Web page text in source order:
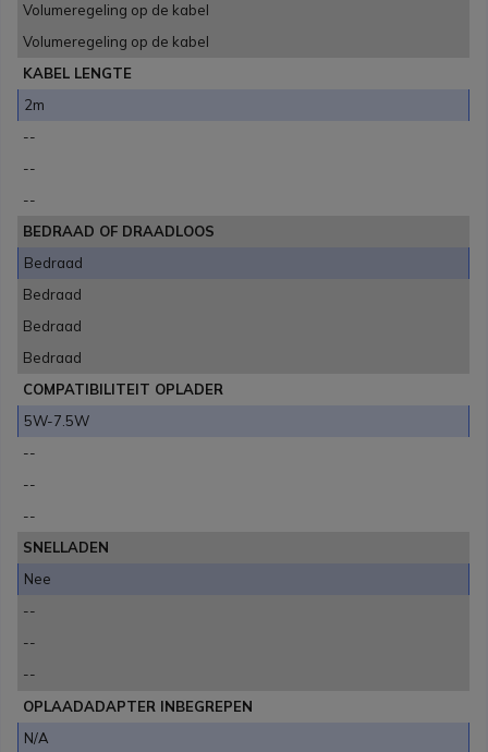
Volumeregeling op de kabel
Volumeregeling op de kabel
KABEL LENGTE
2m
--
--
--
BEDRAAD OF DRAADLOOS
Bedraad
Bedraad
Bedraad
Bedraad
COMPATIBILITEIT OPLADER
5W-7.5W
--
--
--
SNELLADEN
Nee
--
--
--
OPLAADADAPTER INBEGREPEN
N/A